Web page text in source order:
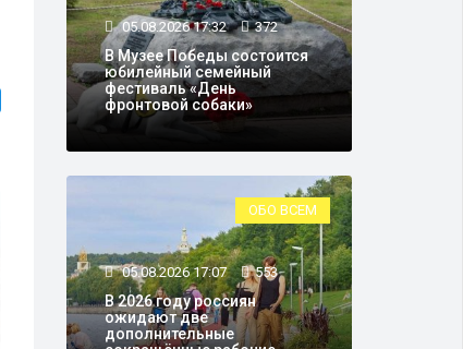
05.08.2026 17:32 372
В Музее Победы состоится
юбилейный семейный
фестиваль «День
фронтовой собаки»
ОБО ВСЕМ
05.08.2026 17:07 553
В 2026 году россиян
ожидают две
дополнительные